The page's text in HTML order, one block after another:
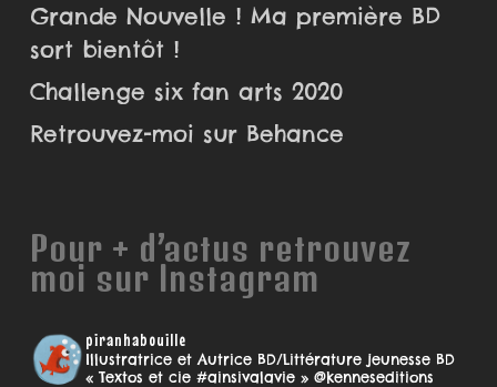
Grande Nouvelle ! Ma première BD
sort bientôt !
Challenge six fan arts 2020
Retrouvez-moi sur Behance
Pour + d’actus retrouvez
moi sur Instagram
piranhabouille
Illustratrice et Autrice BD/Littérature jeunesseBD
« Textos et cie #ainsivalavie » @kenneseditions